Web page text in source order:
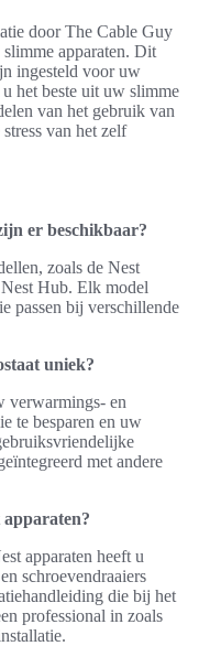
door The Cable Guy
apparaten. Dit
ingesteld voor uw
het beste uit uw slimme
van het gebruik van
van het zelf
er beschikbaar?
zoals de Nest
Hub. Elk model
passen bij verschillende
uniek?
verwarmings- en
te besparen en uw
met andere
apparaten heeft u
schroevendraaiers
die bij het
professional in zoals